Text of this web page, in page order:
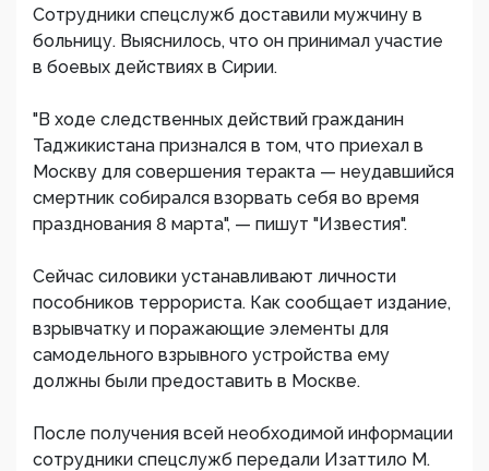
Сотрудники спецслужб доставили мужчину в
больницу. Выяснилось, что он принимал участие
в боевых действиях в Сирии.
"В ходе следственных действий гражданин
Таджикистана признался в том, что приехал в
Москву для совершения теракта — неудавшийся
смертник собирался взорвать себя во время
празднования 8 марта", — пишут "Известия".
Сейчас силовики устанавливают личности
пособников террориста. Как сообщает издание,
взрывчатку и поражающие элементы для
самодельного взрывного устройства ему
должны были предоставить в Москве.
После получения всей необходимой информации
сотрудники спецслужб передали Изаттило М.